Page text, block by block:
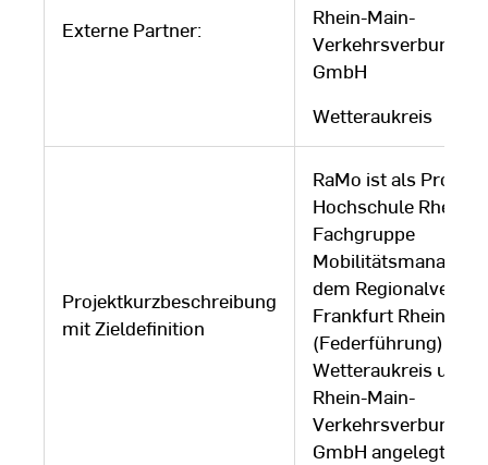
Externe Partner:
Rhein-Main-
Verkehrsverbund
GmbH
Wetteraukreis
Projektkurzbeschreibung
mit Zieldefinition
RaMo ist als Projekt
Hochschule
Fachgruppe
dem
Frankfurt RheinMain
(Federführung),
Wetteraukreis und
Rhein-Main-
Verkehrsverbund
GmbH angelegt.